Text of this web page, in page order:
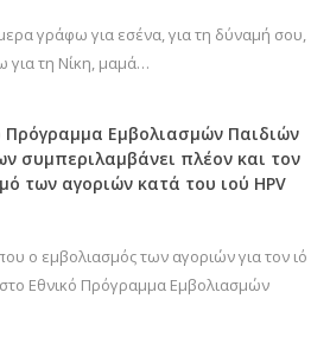
γράφω για εσένα, για τη δύναμή σου,
για τη Νίκη, μαμά…
Πρόγραμμα Εμβολιασμών Παιδιών
συμπεριλαμβάνει πλέον και τον
των αγοριών κατά του ιού HPV
ο εμβολιασμός των αγοριών για τον ιό
Εθνικό Πρόγραμμα Εμβολιασμών